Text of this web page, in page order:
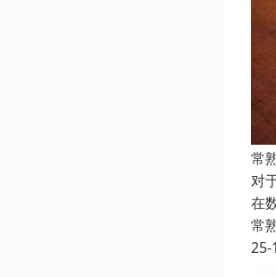
常
对
在
常
25-